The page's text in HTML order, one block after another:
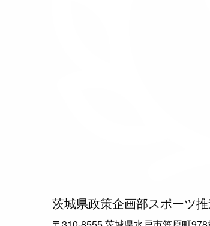
茨城県政策企画部スポーツ